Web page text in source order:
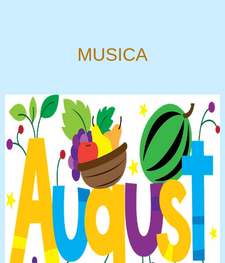
MUSICA